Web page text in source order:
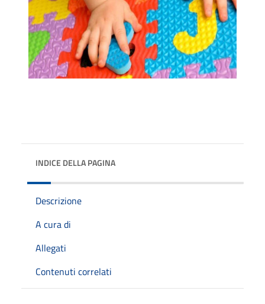
INDICE DELLA PAGINA
Descrizione
A cura di
Allegati
Contenuti correlati